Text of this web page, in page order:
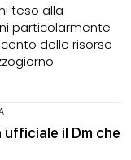
teso alla
particolarmente
delle risorse
il Dm che